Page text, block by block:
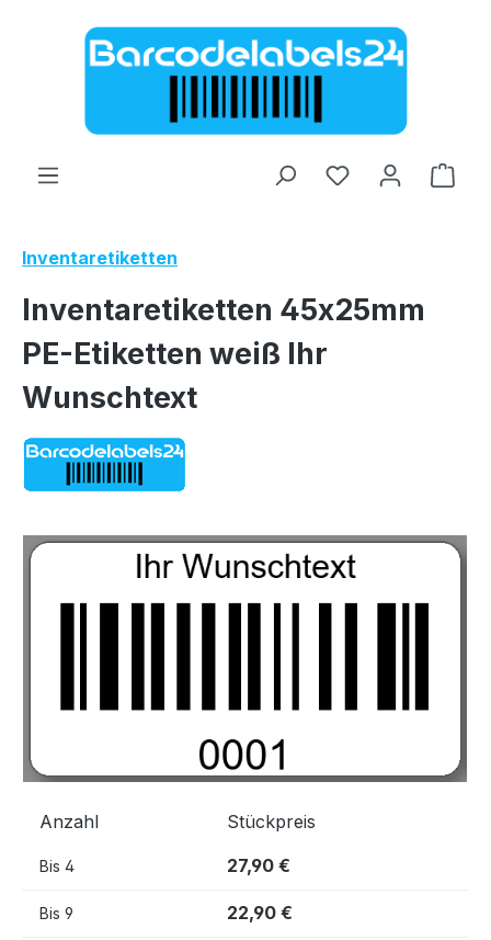
Zum Hauptinhalt springen
Inventaretiketten
Inventaretiketten 45x25mm
PE-Etiketten weiß Ihr
Wunschtext
Bildergalerie überspringen
Anzahl Stückpreis
Bis 4 27,90 €
Bis 9 22,90 €